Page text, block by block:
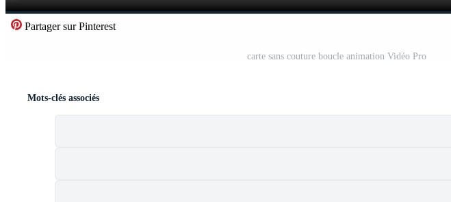
Partager sur Pinterest
carte sans couture boucle animation Vidéo Pro
Mots-clés associés